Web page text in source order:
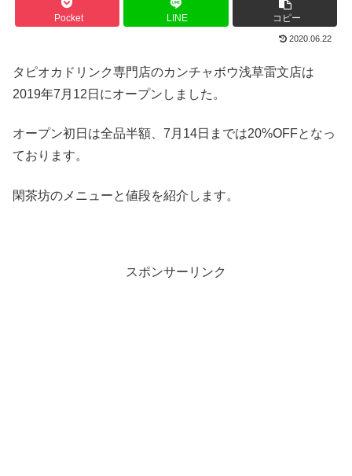
Pocket LINE コピー
2020.06.22
タピオカドリンク専門店のカンチャボウ浅草雷文店は
2019年7月12日にオープンしました。
オープン初日は全品半額、7月14日までは20%OFFとなっ
ております。
閑茶坊のメニューと値段を紹介します。
スポンサーリンク